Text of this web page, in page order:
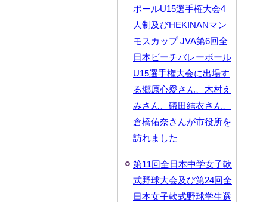
ボールU15選手権大会4
人制及びHEKINANマン
モスカップ JVA第6回全
日本ビーチバレーボール
U15選手権大会に出場す
る郷原心愛さん、木村え
みさん、礒田結衣さん、
倉橋佑奈さんが市役所を
訪れました
第11回全日本中学女子軟
式野球大会及び第24回全
日本女子軟式野球学生選